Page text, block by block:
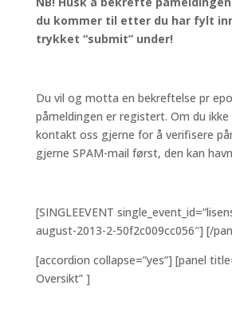
du kommer til etter du har fylt
trykket “submit” under!
Du vil og motta en bekreftelse pr
påmeldingen er registert. Om du ikke
kontakt oss gjerne for å verifisere
gjerne SPAM-mail først, den kan
[SINGLEEVENT
august-2013-2-50f2c009cc056″] [/
[accordion collapse=”yes”] [panel
Oversikt” ]